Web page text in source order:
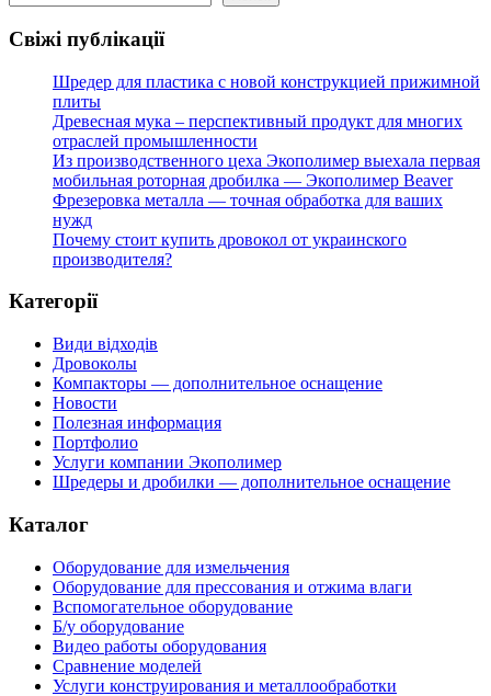
Свіжі публікації
Шредер для пластика с новой конструкцией прижимной
плиты
Древесная мука – перспективный продукт для многих
отраслей промышленности
Из производственного цеха Экополимер выехала первая
мобильная роторная дробилка — Экополимер Beaver
Фрезеровка металла — точная обработка для ваших
нужд
Почему стоит купить дровокол от украинского
производителя?
Категорії
Види відходів
Дровоколы
Компакторы — дополнительное оснащение
Новости
Полезная информация
Портфолио
Услуги компании Экополимер
Шредеры и дробилки — дополнительное оснащение
Каталог
Оборудование для измельчения
Оборудование для прессования и отжима влаги
Вспомогательное оборудование
Б/у оборудование
Видео работы оборудования
Сравнение моделей
Услуги конструирования и металлообработки